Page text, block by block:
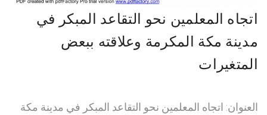
اتجاه المعلمين نحو التقاعد المبكر في
مدينة مكة المكرمة وعلاقته ببعض
المتغيرات
العنوان: اتجاه المعلمين نحو التقاعد المبكر في مدينة مكة